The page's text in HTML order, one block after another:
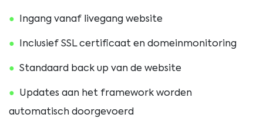
Ingang vanaf livegang website
Inclusief SSL certificaat en domeinmonitoring
Standaard back up van de website
Updates aan het framework worden
automatisch doorgevoerd